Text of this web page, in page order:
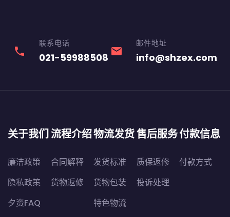
phone
联系电话
021-59988508 email
邮件地址
info@shzex.com
关于我们
廉洁政策
隐私政策
夕资FAQ
流程介绍
合同解释
货物返修
物流发货
发货标准
货物包装
特色物流
售后服务
质保返修
投诉处理
付款信息
付款方式